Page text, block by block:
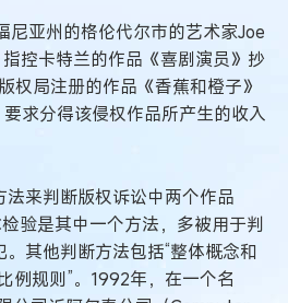
尼亚州的格伦代尔市的艺术家Joe
控卡特兰的作品《喜剧演员》抄
权局注册的作品《香蕉和橙子》
要求分得该侵权作品所产生的收入
来判断版权诉讼中两个作品
验是其中一个方法，多被用于判
其他判断方法包括“整体概念和
例规则”。1992年，在一个名